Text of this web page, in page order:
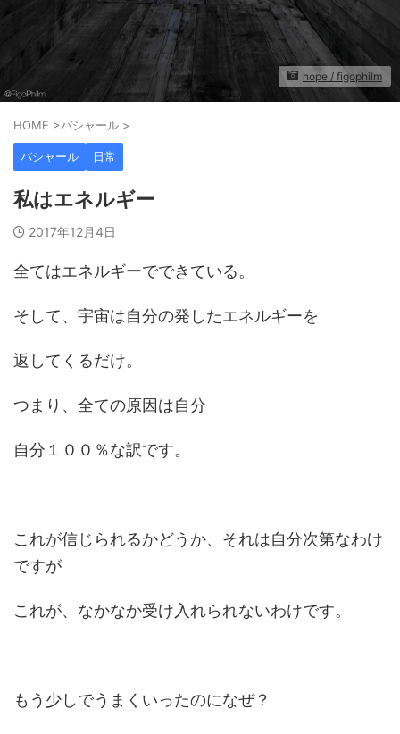
hope / figophilm
HOME >バシャール >
バシャール 日常
私はエネルギー
2017年12月4日
全てはエネルギーでできている。
そして、宇宙は自分の発したエネルギーを
返してくるだけ。
つまり、全ての原因は自分
自分１００％な訳です。
これが信じられるかどうか、それは自分次第なわけ
ですが
これが、なかなか受け入れられないわけです。
もう少しでうまくいったのになぜ？